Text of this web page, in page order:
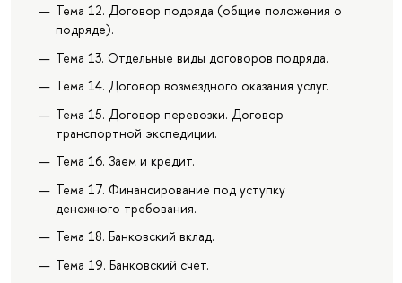
Тема 12. Договор подряда (общие положения о
подряде).
Тема 13. Отдельные виды договоров подряда.
Тема 14. Договор возмездного оказания услуг.
Тема 15. Договор перевозки. Договор
транспортной экспедиции.
Тема 16. Заем и кредит.
Тема 17. Финансирование под уступку
денежного требования.
Тема 18. Банковский вклад.
Тема 19. Банковский счет.